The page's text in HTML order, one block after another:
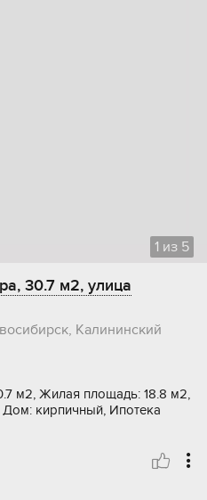
1 из 5
30.7 м2, улица
Калининский
м2, Жилая площадь: 18.8 м2,
Дом: кирпичный, Ипотека